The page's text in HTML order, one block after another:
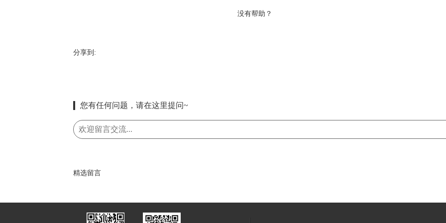
没有帮助？
分享到:
您有任何问题，请在这里提问~
精选留言